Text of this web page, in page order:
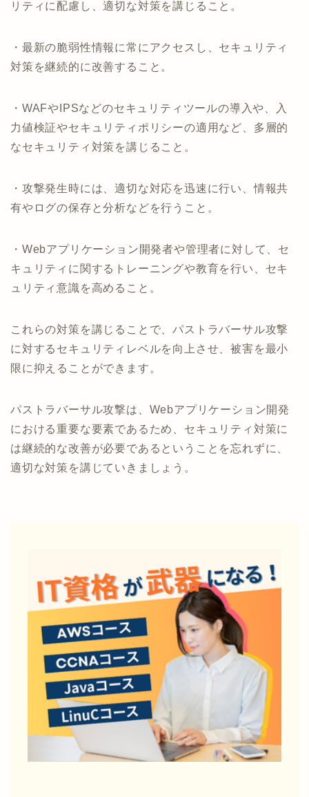
リティに配慮し、適切な対策を講じること。
・最新の脆弱性情報に常にアクセスし、セキュリティ
対策を継続的に改善すること。
・WAFやIPSなどのセキュリティツールの導入や、入
力値検証やセキュリティポリシーの適用など、多層的
なセキュリティ対策を講じること。
・攻撃発生時には、適切な対応を迅速に行い、情報共
有やログの保存と分析などを行うこと。
・Webアプリケーション開発者や管理者に対して、セ
キュリティに関するトレーニングや教育を行い、セキ
ュリティ意識を高めること。
これらの対策を講じることで、パストラバーサル攻撃
に対するセキュリティレベルを向上させ、被害を最小
限に抑えることができます。
パストラバーサル攻撃は、Webアプリケーション開発
における重要な要素であるため、セキュリティ対策に
は継続的な改善が必要であるということを忘れずに、
適切な対策を講じていきましょう。